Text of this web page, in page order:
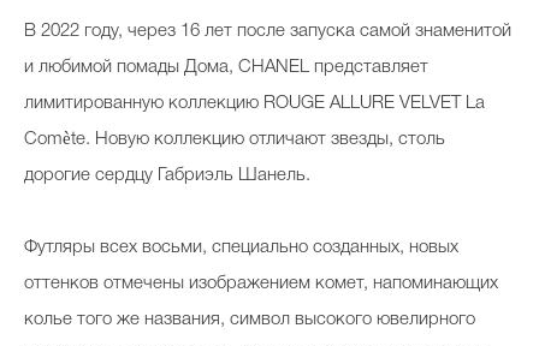
Выбор косметолога
Полиция красоты
Хит недели от визажиста
Celebrity дня
В 2022 году, через 16 лет после запуска самой знаменитой
и любимой помады Дома, CHANEL представляет
лимитированную коллекцию ROUGE ALLURE VELVET La
Comète. Новую коллекцию отличают звезды, столь
дорогие сердцу Габриэль Шанель.
Футляры всех восьми, специально созданных, новых
оттенков отмечены изображением комет, напоминающих
колье того же названия, символ высокого ювелирного